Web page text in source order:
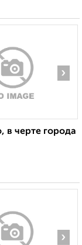
›
в черте города
›